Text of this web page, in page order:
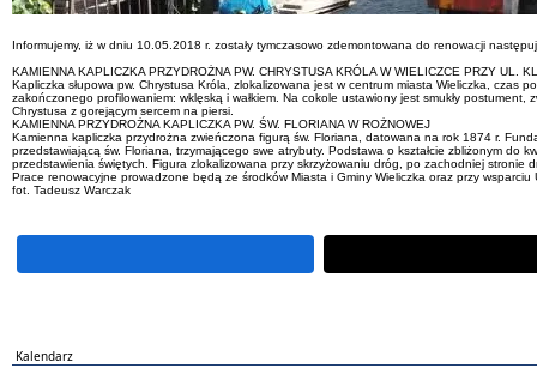
Informujemy, iż w dniu 10.05.2018 r. zostały tymczasowo zdemontowana do renowacji
KAMIENNA KAPLICZKA PRZYDROŻNA PW. CHRYSTUSA KRÓLA W WIELICZCE PRZY UL.
Kapliczka słupowa pw. Chrystusa Króla, zlokalizowana jest w centrum miasta Wieliczka, czas
zakończonego profilowaniem: wklęską i wałkiem. Na cokole ustawiony jest smukły
Chrystusa z gorejącym sercem na piersi.
KAMIENNA PRZYDROŻNA KAPLICZKA PW. ŚW. FLORIANA W ROŻNOWEJ
Kamienna kapliczka przydrożna zwieńczona figurą św. Floriana, datowana na rok 1874 r.
przedstawiającą św. Floriana, trzymającego swe atrybuty. Podstawa o kształcie zbliżonym do
przedstawienia świętych. Figura zlokalizowana przy skrzyżowaniu dróg, po zachodniej
Prace renowacyjne prowadzone będą ze środków Miasta i Gminy Wieliczka oraz przy wsparciu
fot. Tadeusz Warczak
Kalendarz